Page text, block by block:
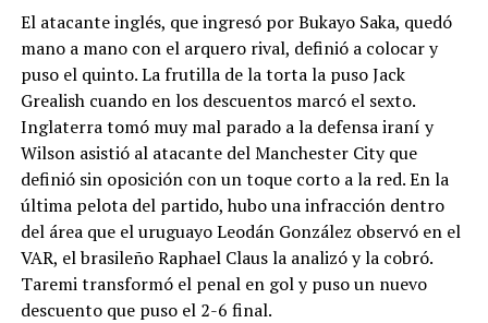
El atacante inglés, que ingresó por Bukayo Saka, quedó
mano a mano con el arquero rival, definió a colocar y
puso el quinto. La frutilla de la torta la puso Jack
Grealish cuando en los descuentos marcó el sexto.
Inglaterra tomó muy mal parado a la defensa iraní y
Wilson asistió al atacante del Manchester City que
definió sin oposición con un toque corto a la red. En la
última pelota del partido, hubo una infracción dentro
del área que el uruguayo Leodán González observó en el
VAR, el brasileño Raphael Claus la analizó y la cobró.
Taremi transformó el penal en gol y puso un nuevo
descuento que puso el 2-6 final.